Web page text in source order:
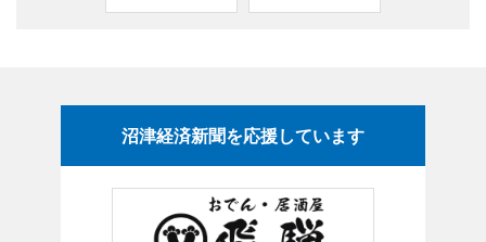
沼津経済新聞を応援しています